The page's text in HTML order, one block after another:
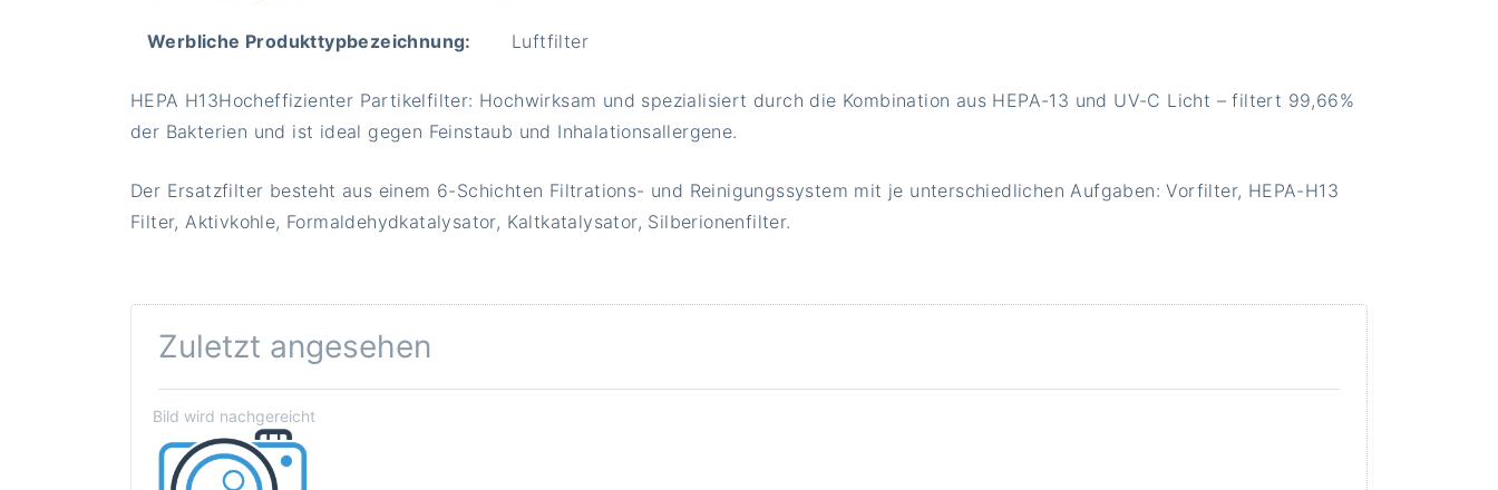
Werbliche Produkttypbezeichnung: Luftfilter
HEPA H13Hocheffizienter Partikelfilter: Hochwirksam und spezialisiert durch die Kombination aus HEPA-13 und UV-C Licht – filtert 99,66%
der Bakterien und ist ideal gegen Feinstaub und Inhalationsallergene.
Der Ersatzfilter besteht aus einem 6-Schichten Filtrations- und Reinigungssystem mit je unterschiedlichen Aufgaben: Vorfilter, HEPA-H13
Filter, Aktivkohle, Formaldehydkatalysator, Kaltkatalysator, Silberionenfilter.
Zuletzt angesehen